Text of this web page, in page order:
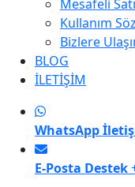
Mesafeli
Kullanım
Bizlere
BLOG
İLETİŞİM
WhatsApp
E-Posta Destek